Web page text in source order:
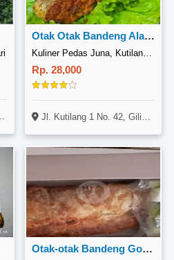
Otak Otak Bandeng Ala Semarang nasi
Kuliner Pedas Juna, Kutilang 1
Rp. 28,000
Jl. Kutilang 1 No. 42, Gilingan, Banjarsari, Surakarta
Otak-otak Bandeng Goreng